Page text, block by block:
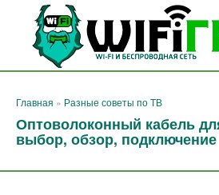
Перейти
контенту
Главная » Разные советы по ТВ
Оптоволоконный кабель
выбор, обзор, подключение